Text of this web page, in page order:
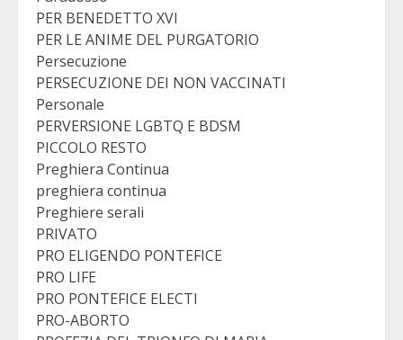
PER BENEDETTO XVI
PER LE ANIME DEL PURGATORIO
Persecuzione
PERSECUZIONE DEI NON VACCINATI
Personale
PERVERSIONE LGBTQ E BDSM
PICCOLO RESTO
Preghiera Continua
preghiera continua
Preghiere serali
PRIVATO
PRO ELIGENDO PONTEFICE
PRO LIFE
PRO PONTEFICE ELECTI
PRO-ABORTO